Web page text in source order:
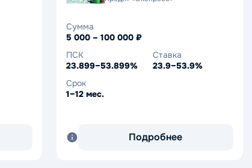
Сумма
5 000 – 100 000 ₽
ПСК
23.899–53.899%
Ставка
23.9–53.9%
Срок
1–12 мес.
Подробнее